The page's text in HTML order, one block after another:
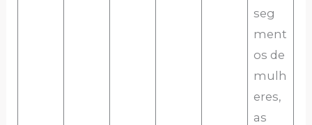
seg
ment
os de
mulh
eres,
as